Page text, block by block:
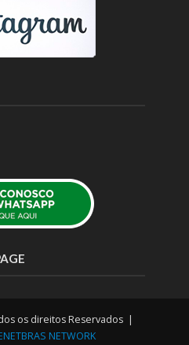
os direitos Reservados |
NETWORK